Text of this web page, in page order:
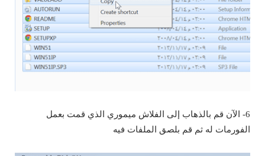
6- الآن قم بالذهاب إلى الفلاش ميموري الذي قمت بعمل
الفورمات له ثم قم بلصق الملفات فيه